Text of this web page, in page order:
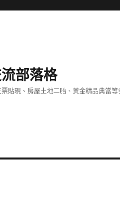
部落格
貼現、房屋土地二胎、黃金精品典當